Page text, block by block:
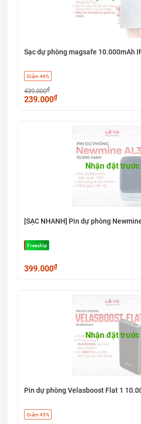
Sạc dự phòng magsafe 10.000mAh
Giảm 46%
439.000₫
239.000₫
Nhận đặt trước
[SẠC NHANH] Pin dự phòng
Freeship
399.000₫
Nhận đặt trước
Pin dự phòng Velasboost Flat 1
Giảm 45%